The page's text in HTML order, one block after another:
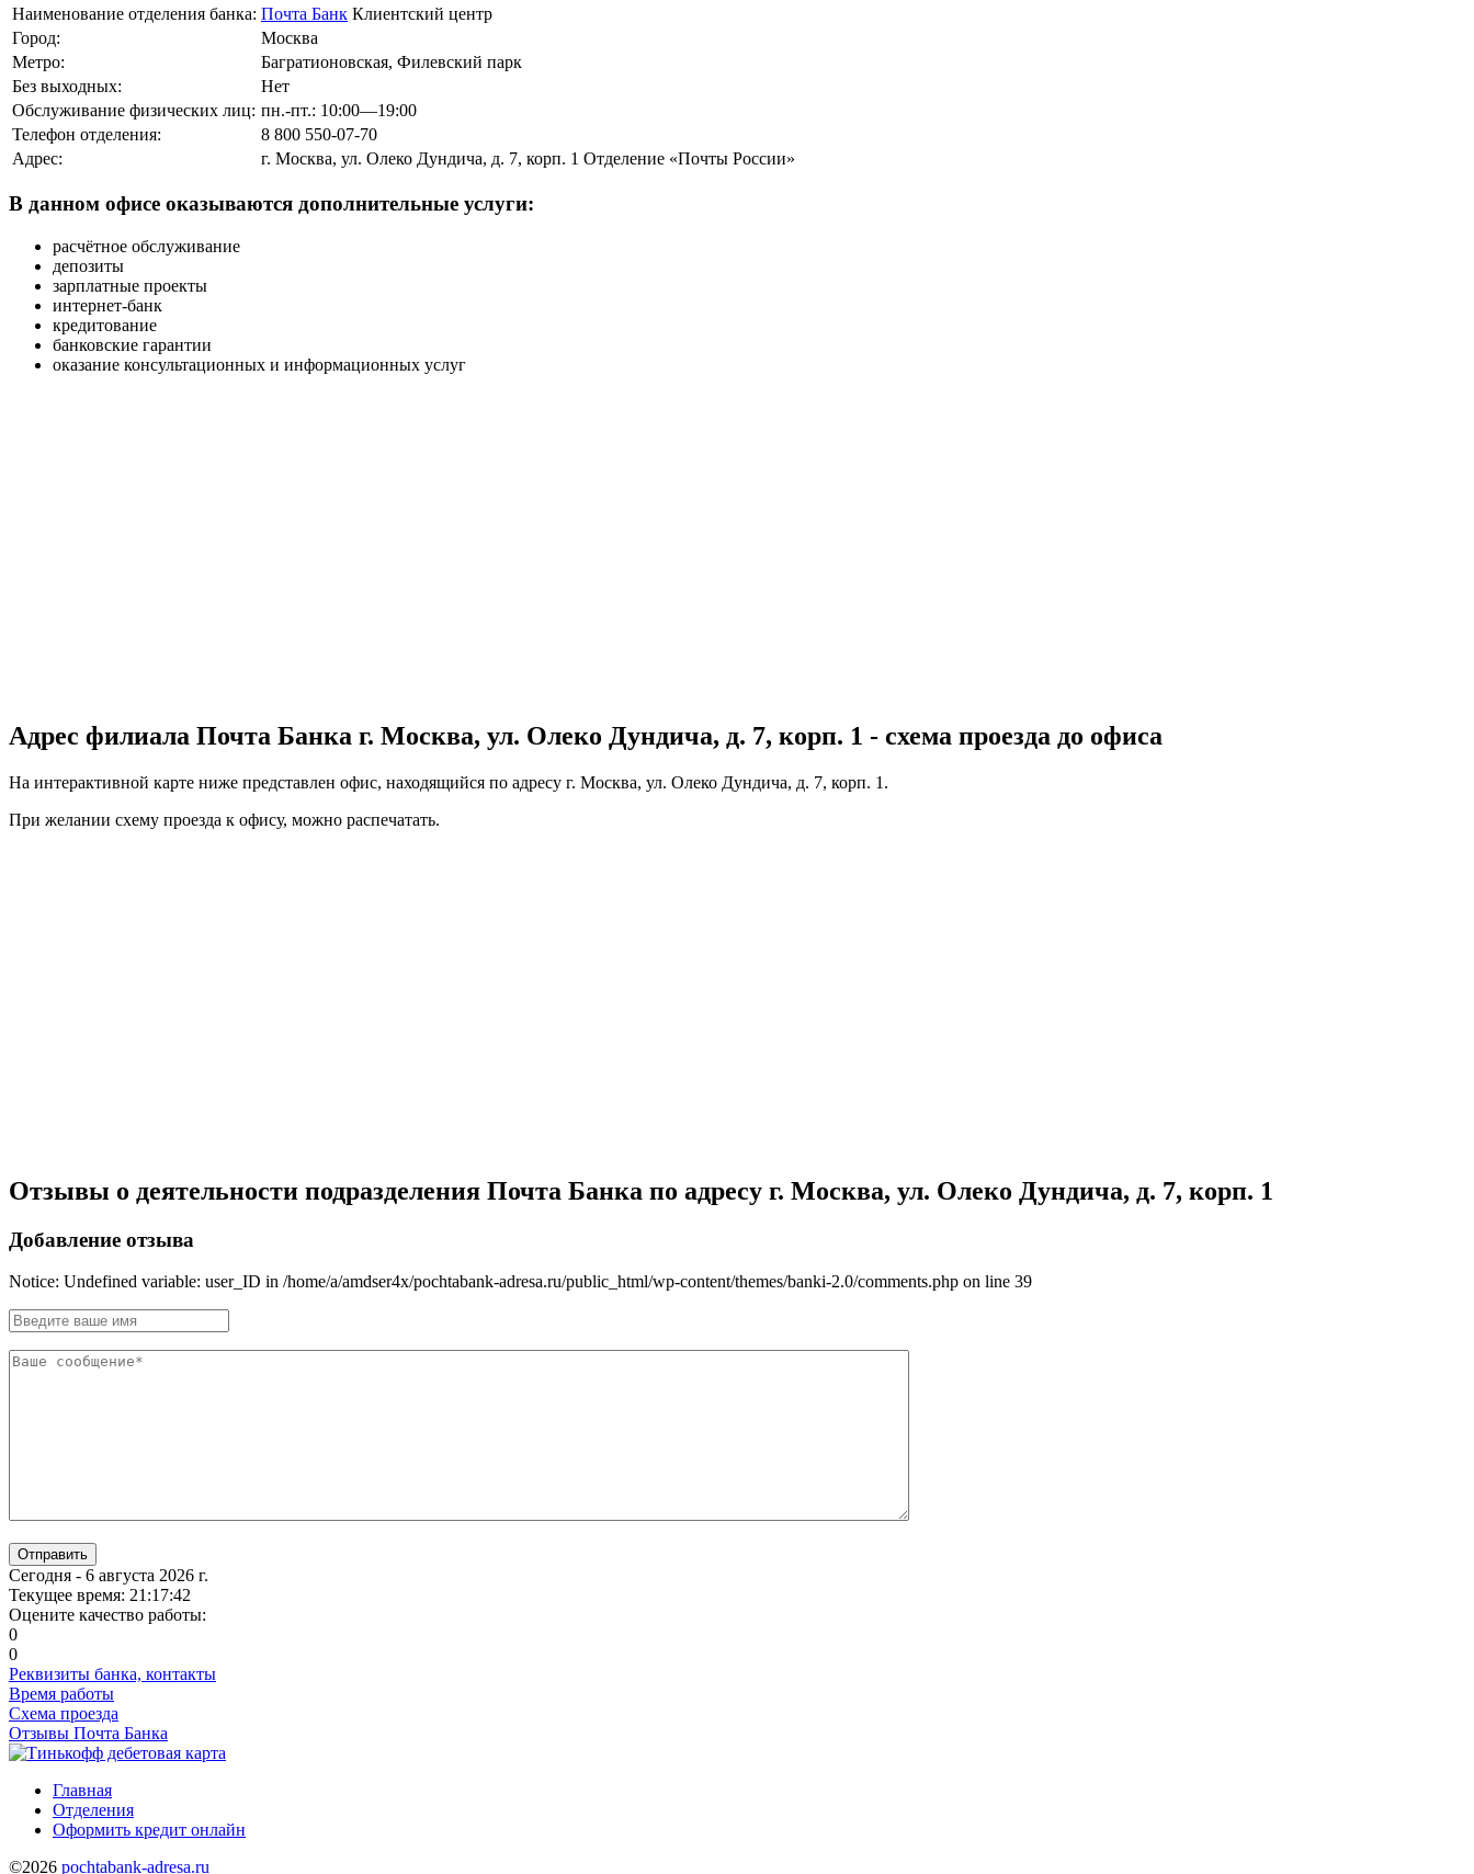
Наименование отделения банка: Почта Банк Клиентский центр
Город:
Москва
Метро:
Багратионовская, Филевский парк
Без выходных:
Нет
Обслуживание физических лиц: пн.-пт.: 10:00—19:00
Телефон отделения:
8 800 550-07-70
Адрес:
г. Москва, ул. Олеко Дундича, д. 7, корп. 1 Отделение «Почты России»
В данном офисе оказываются дополнительные услуги:
расчётное обслуживание
депозиты
зарплатные проекты
интернет-банк
кредитование
банковские гарантии
оказание консультационных и информационных услуг
Адрес филиала Почта Банка г. Москва, ул. Олеко Дундича, д. 7, корп. 1 - схема проезда до офиса
На интерактивной карте ниже представлен офис, находящийся по адресу г. Москва, ул. Олеко Дундича, д. 7, корп. 1.
При желании схему проезда к офису, можно распечатать.
Отзывы о деятельности подразделения Почта Банка по адресу г. Москва, ул. Олеко Дундича, д. 7, корп. 1
Добавление отзыва
Notice: Undefined variable: user_ID in /home/a/amdser4x/pochtabank-adresa.ru/public_html/wp-content/themes/banki-2.0/comments.php on line 39
Отправить
Сегодня - 6 августа 2026 г.
Текущее время: 21:17:43
Оцените качество работы:
0
0
Реквизиты банка, контакты
Время работы
Схема проезда
Отзывы Почта Банка
Главная
Отделения
Оформить кредит онлайн
©2026 pochtabank-adresa.ru